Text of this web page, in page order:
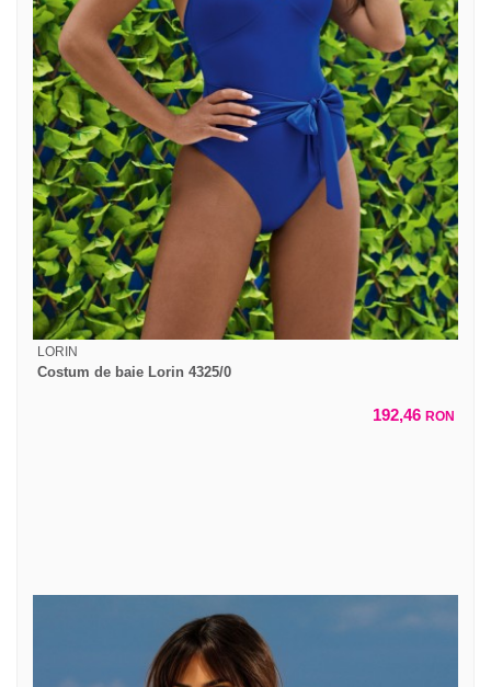
LORIN
Costum de baie Lorin 4325/0
192,46 RON